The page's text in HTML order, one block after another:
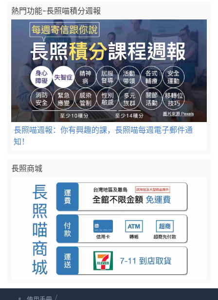
熱門功能-長照喵積分週報
長照喵週報：你有興趣的課，長照喵每週電子郵件通
知！
長照商城